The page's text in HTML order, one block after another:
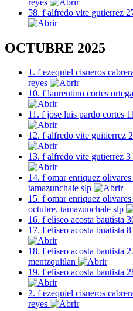
58. f alfredo vite gutierrez
OCTUBRE 2025
1. f ezequiel cisneros
reyes
10. f laurentino cortes
11. f jose luis pardo cortes
12. f alfredo vite guitierrez
13. f alfredo vite gutierrez
14. f omar enriquez
tamazunchale slp
15. f omar enriquez
octubre, tamazunchale slp
16. f eliseo acosta bautista
17. f eliseo acosta buatista
18. f eliseo acosta bautista
mentzquitlan
19. f eliseo acosta bautista
2. f ezequiel cisneros
reyes